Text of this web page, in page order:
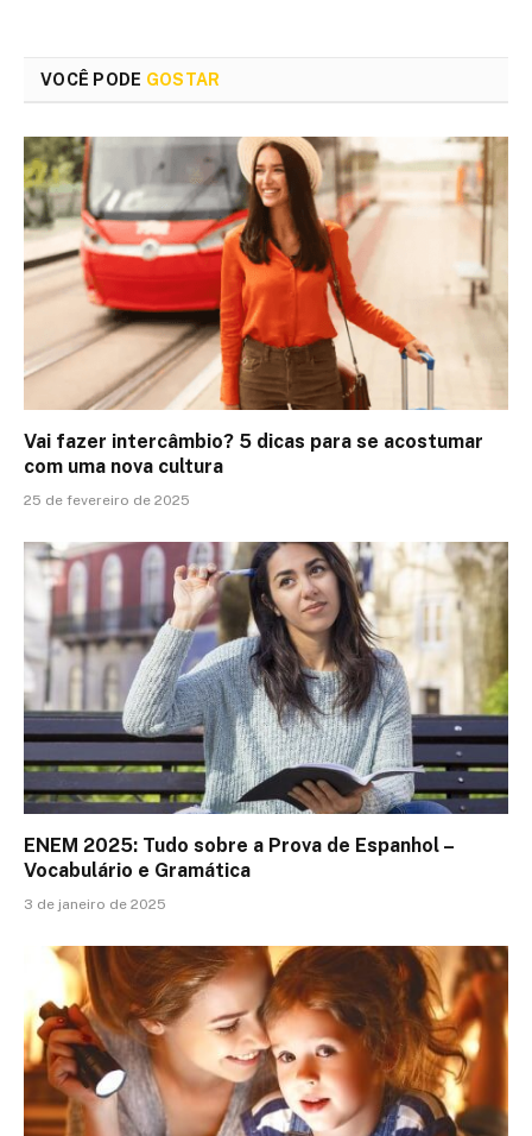
VOCÊ PODE GOSTAR
Vai fazer intercâmbio? 5 dicas para se acostumar
com uma nova cultura
25 de fevereiro de 2025
ENEM 2025: Tudo sobre a Prova de Espanhol –
Vocabulário e Gramática
3 de janeiro de 2025